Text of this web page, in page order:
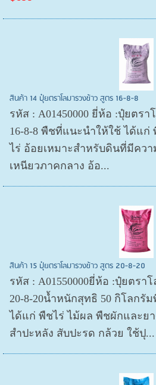
สินค้า 14 ปุ๋ยตราโลมารวงข้าว สูตร 16-8-8
รหัส : A01450000 ยี่ห้อ :ปุ๋ยตร
16-8-8 พืชที่แนะนำให้ใช้ ได้แ
ไร่ อ้อยเหมาะสำหรับดินที่มีคว
เหนียวภาคกลาง อ้อ...
สินค้า 15 ปุ๋ยตราโลมารวงข้าว สูตร 20-8-20
รหัส : A01550000ยี่ห้อ :ปุ๋ยตรา
20-8-20น้ำหนักสุทธิ 50 กิโลกรั
ได้แก่ พืชไร่ ไม้ผล พืชผักและย
สำปะหลัง สับปะรด กล้วย ใช้ปุ...